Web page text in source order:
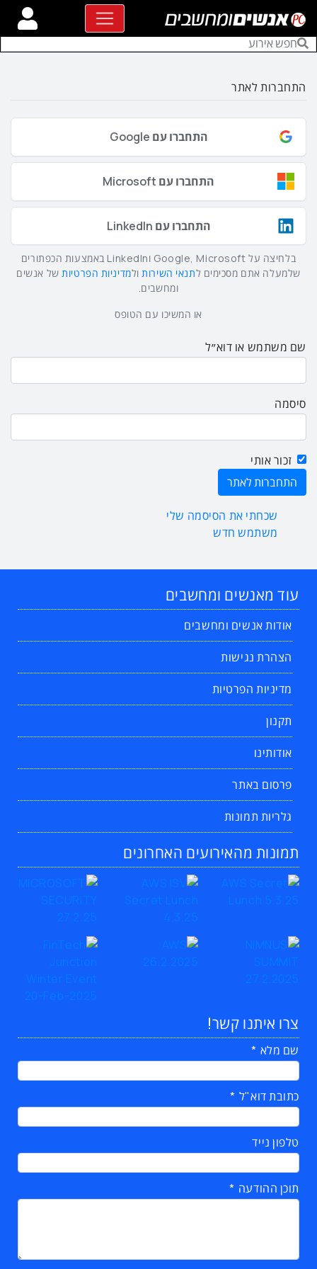
התחברות לאתר
התחברו עם Google
התחברו עם Microsoft
התחברו עם LinkedIn
בלחיצה על Google, Microsoft וLinkedIn באמצעות הכפתורים
שלמעלה אתם מסכימים לתנאי השירותולמדיניות הפרטיותשל אנשים
ומחשבים.
או המשיכו עם הטופס
שם משתמש או דוא״ל
סיסמה
זכור אותי
שכחתי את הסיסמה שלי
משתמש חדש
עוד מאנשים ומחשבים
אודות אנשים ומחשבים
הצהרת נגישות
מדיניות הפרטיות
תקנון
אודותינו
פרסום באתר
גלריות תמונות
תמונות מהאירועים האחרונים
צרו איתנו קשר!
שם מלא
כתובת דוא"ל
טלפון נייד
תוכן ההודעה